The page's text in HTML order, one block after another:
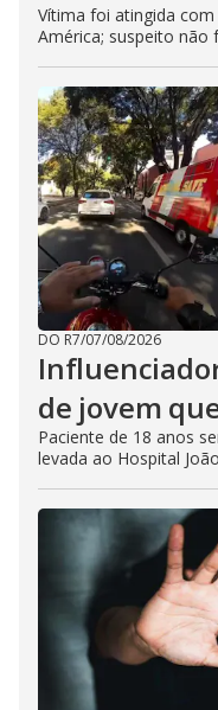
Vítima foi atingida
América; suspeito não
DO R7/07/08/2026
de jovem
Paciente de 18 anos
levada ao Hospital